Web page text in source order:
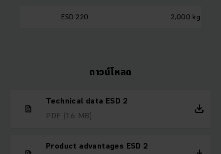
ESD 220 2,000 kg
ดาวน์โหลด
Technical data ESD 2
PDF (1.6 MB)
Product advantages ESD 2